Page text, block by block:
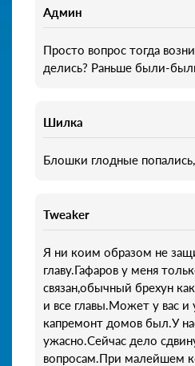
Админ
Просто вопрос тогда
делись? Раньше были-
Шилка
Блошки глодные
Tweaker
Я ни коим образом не
главу.Гафаров у меня
связан,обычный брехун
и все главы.Может у вас и
капремонт домов был.У
ужасно.Сейчас дело
вопросам.При малейшем